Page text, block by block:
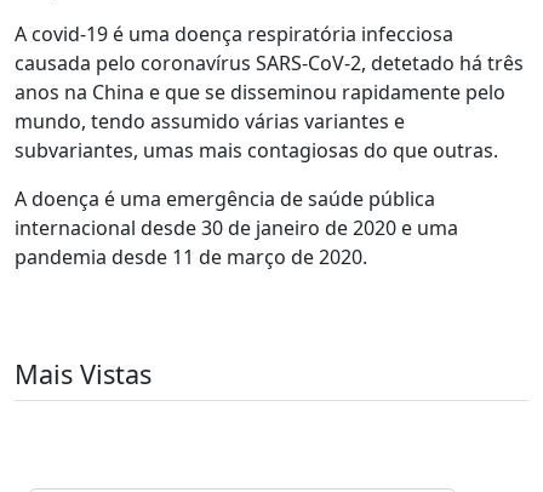
A covid-19 é uma doença respiratória infecciosa
causada pelo coronavírus SARS-CoV-2, detetado há três
anos na China e que se disseminou rapidamente pelo
mundo, tendo assumido várias variantes e
subvariantes, umas mais contagiosas do que outras.
A doença é uma emergência de saúde pública
internacional desde 30 de janeiro de 2020 e uma
pandemia desde 11 de março de 2020.
Mais Vistas